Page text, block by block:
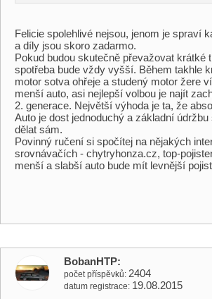
Felicie spolehlivé nejsou, jenom je spraví
a díly jsou skoro zadarmo.
Pokud budou skutečně převažovat krátké
spotřeba bude vždy vyšší. Během takhle
motor sotva ohřeje a studený motor žere
menší auto, asi nejlepší volbou je najít
2. generace. Největší výhoda je ta, že
Auto je dost jednoduchý a základní
dělat sám.
Povinný ručení si spočítej na nějakých
srovnávačích - chytryhonza.cz, top-
menší a slabší auto bude mít levnější
BobanHTP
počet příspěvků 2404
datum registrace 19.08.2015